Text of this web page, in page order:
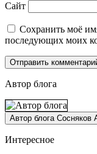
Сайт
Сохранить моё
последующих моих
Автор блога
Интересное